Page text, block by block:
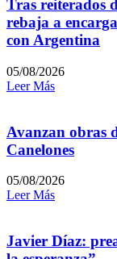
Tras reiterados
rebaja a
con Argentina
05/08/2026
Leer Más
Avanzan obras
Canelones
05/08/2026
Leer Más
Javier Díaz: